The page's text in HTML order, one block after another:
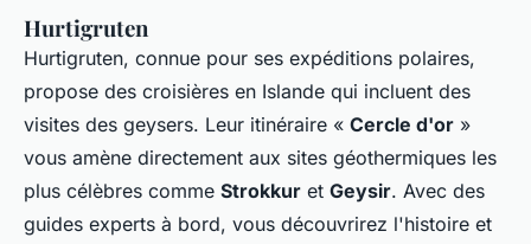
Hurtigruten
Hurtigruten, connue pour ses expéditions polaires,
propose des croisières en Islande qui incluent des
visites des geysers. Leur itinéraire « Cercle d'or »
vous amène directement aux sites géothermiques les
plus célèbres comme Strokkur et Geysir. Avec des
guides experts à bord, vous découvrirez l'histoire et